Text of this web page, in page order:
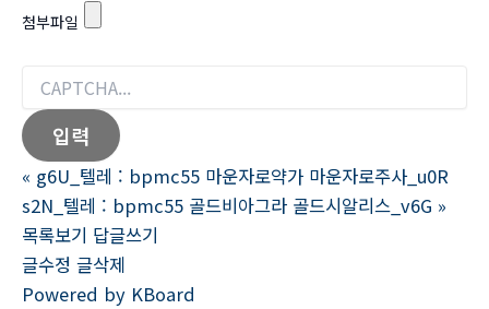
첨부파일
« g6U_텔레 : bpmc55 마운자로약가 마운자로주사_u0R
s2N_텔레 : bpmc55 골드비아그라 골드시알리스_v6G »
목록보기 답글쓰기
글수정 글삭제
Powered by KBoard